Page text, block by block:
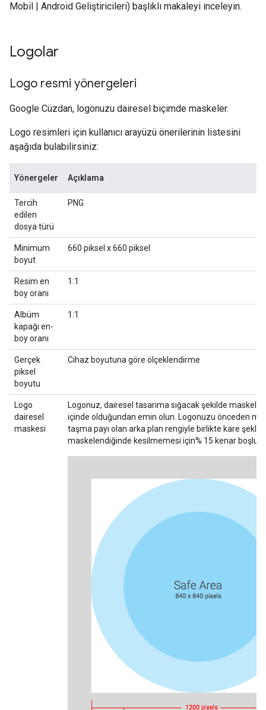
Mobil | Android Geliştiricileri) başlıklı makaleyi inceleyin.
Logolar
Logo resmi yönergeleri
Google Cüzdan, logonuzu dairesel biçimde maskeler.
Logo resimleri için kullanıcı arayüzü önerilerinin listesini
aşağıda bulabilirsiniz:
Yönergeler Açıklama
Tercih
edilen
dosya türü
PNG
Minimum
boyut
660 piksel x 660 piksel
Resim en
boy oranı
1:1
Albüm
kapağı en-
boy oranı
1:1
Gerçek
piksel
boyutu
Cihaz boyutuna göre ölçeklendirme
Logo
dairesel
maskesi
Logonuz, dairesel tasarıma sığacak şekilde
içinde olduğundan emin olun. Logonuzu önceden
taşma payı olan arka plan rengiyle birlikte kare
maskelendiğinde kesilmemesi için% 15 kenar boşluğu